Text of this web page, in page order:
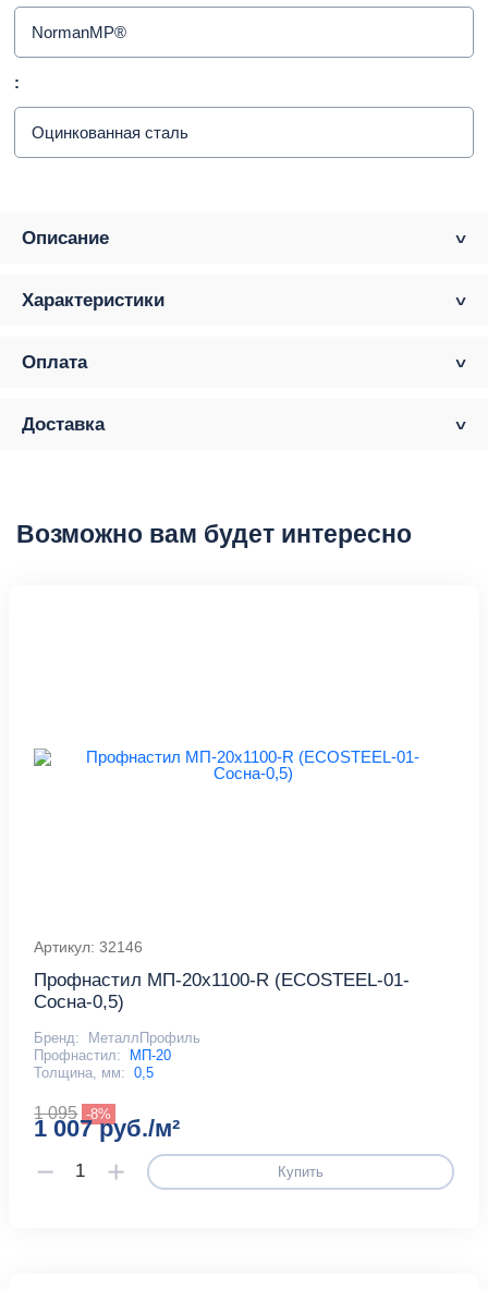
NormanMP®
:
Оцинкованная сталь
Описание
Характеристики
Оплата
Доставка
Возможно вам будет интересно
Артикул: 32146
Профнастил МП-20x1100-R (ECOSTEEL-01-
Сосна-0,5)
Бренд:
МеталлПрофиль
Профнастил:
МП-20
Толщина, мм: 0,5
1 095 -8%
1 007 руб./м²
Купить